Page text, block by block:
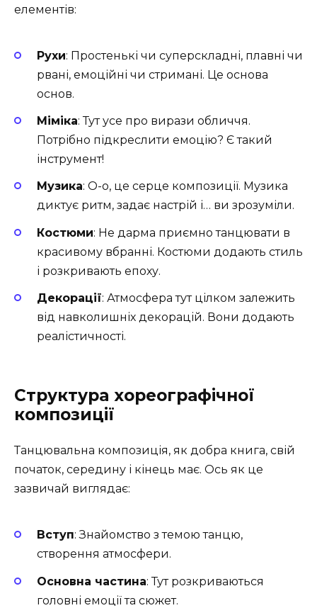
елементів:
Рухи: Простенькі чи суперскладні, плавні чи
рвані, емоційні чи стримані. Це основа
основ.
Міміка: Тут усе про вирази обличчя.
Потрібно підкреслити емоцію? Є такий
інструмент!
Музика: О-о, це серце композиції. Музика
диктує ритм, задає настрій і… ви зрозуміли.
Костюми: Не дарма приємно танцювати в
красивому вбранні. Костюми додають стиль
і розкривають епоху.
Декорації: Атмосфера тут цілком залежить
від навколишніх декорацій. Вони додають
реалістичності.
Структура хореографічної
композиції
Танцювальна композиція, як добра книга, свій
початок, середину і кінець має. Ось як це
зазвичай виглядає:
Вступ: Знайомство з темою танцю,
створення атмосфери.
Основна частина: Тут розкриваються
головні емоції та сюжет.